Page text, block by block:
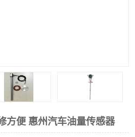
方便 惠州汽车油量传感器